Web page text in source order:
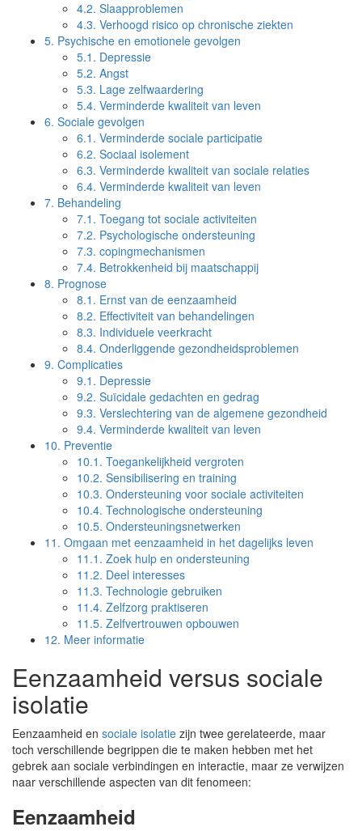
4.2. Slaapproblemen
4.3. Verhoogd risico op chronische ziekten
5. Psychische en emotionele gevolgen
5.1. Depressie
5.2. Angst
5.3. Lage zelfwaardering
5.4. Verminderde kwaliteit van leven
6. Sociale gevolgen
6.1. Verminderde sociale participatie
6.2. Sociaal isolement
6.3. Verminderde kwaliteit van sociale relaties
6.4. Verminderde kwaliteit van leven
7. Behandeling
7.1. Toegang tot sociale activiteiten
7.2. Psychologische ondersteuning
7.3. copingmechanismen
7.4. Betrokkenheid bij maatschappij
8. Prognose
8.1. Ernst van de eenzaamheid
8.2. Effectiviteit van behandelingen
8.3. Individuele veerkracht
8.4. Onderliggende gezondheidsproblemen
9. Complicaties
9.1. Depressie
9.2. Suïcidale gedachten en gedrag
9.3. Verslechtering van de algemene gezondheid
9.4. Verminderde kwaliteit van leven
10. Preventie
10.1. Toegankelijkheid vergroten
10.2. Sensibilisering en training
10.3. Ondersteuning voor sociale activiteiten
10.4. Technologische ondersteuning
10.5. Ondersteuningsnetwerken
11. Omgaan met eenzaamheid in het dagelijks leven
11.1. Zoek hulp en ondersteuning
11.2. Deel interesses
11.3. Technologie gebruiken
11.4. Zelfzorg praktiseren
11.5. Zelfvertrouwen opbouwen
12. Meer informatie
Eenzaamheid versus sociale
isolatie
Eenzaamheid en sociale isolatie zijn twee gerelateerde, maar
toch verschillende begrippen die te maken hebben met het
gebrek aan sociale verbindingen en interactie, maar ze verwijzen
naar verschillende aspecten van dit fenomeen:
Eenzaamheid